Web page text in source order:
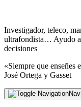
Investigador, teleco,
ultrafondista… Ayudo a
decisiones
«Siempre que enseñes
José Ortega y Gasset